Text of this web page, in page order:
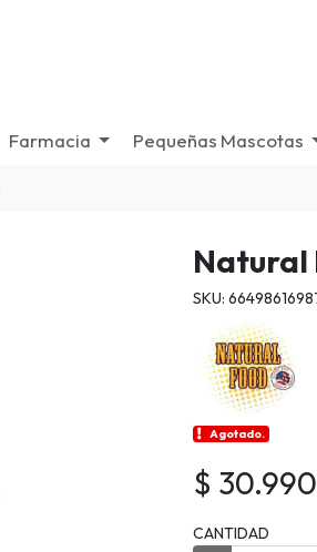
Farmacia Pequeñas Mascotas
Natural
SKU:
Agotado.
$ 30.990
CANTIDAD